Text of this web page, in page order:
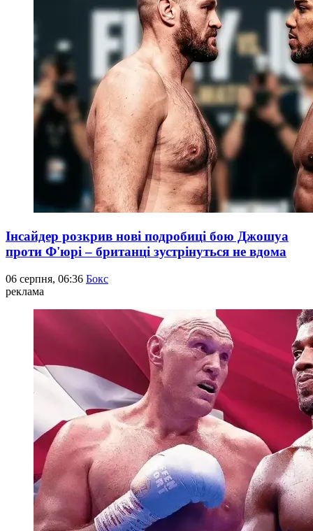
Інсайдер розкрив нові подробиці бою Джошуа
проти Ф'юрі – британці зустрінуться не вдома
06 серпня, 06:36 Бокс
реклама